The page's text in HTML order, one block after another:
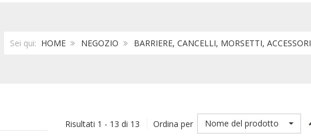
Sei qui: HOME NEGOZIO BARRIERE, CANCELLI, MORSETTI, ACCESSORI
Risultati 1 - 13 di 13 Ordina per Nome del prodotto